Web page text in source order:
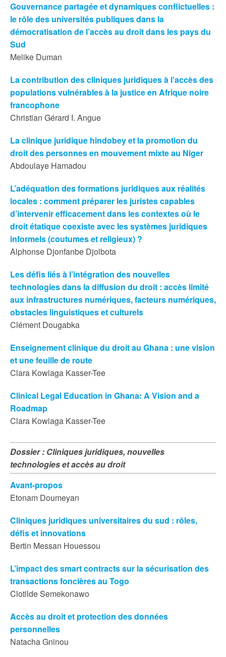
Gouvernance partagée et dynamiques conflictuelles :
le rôle des universités publiques dans la
démocratisation de l’accès au droit dans les pays du
Sud
Melike Duman
La contribution des cliniques juridiques à l’accès des
populations vulnérables à la justice en Afrique noire
francophone
Christian Gérard I. Angue
La clinique juridique hindobey et la promotion du
droit des personnes en mouvement mixte au Niger
Abdoulaye Hamadou
L’adéquation des formations juridiques aux réalités
locales : comment préparer les juristes capables
d’intervenir efficacement dans les contextes où le
droit étatique coexiste avec les systèmes juridiques
informels (coutumes et religieux) ?
Alphonse Djonfanbe Djolbota
Les défis liés à l’intégration des nouvelles
technologies dans la diffusion du droit : accès limité
aux infrastructures numériques, facteurs numériques,
obstacles linguistiques et culturels
Clément Dougabka
Enseignement clinique du droit au Ghana : une vision
et une feuille de route
Clara Kowlaga Kasser-Tee
Clinical Legal Education in Ghana: A Vision and a
Roadmap
Clara Kowlaga Kasser-Tee
Dossier : Cliniques juridiques, nouvelles
technologies et accès au droit
Avant-propos
Etonam Doumeyan
Cliniques juridiques universitaires du sud : rôles,
défis et innovations
Bertin Messan Houessou
L’impact des smart contracts sur la sécurisation des
transactions foncières au Togo
Clotilde Semekonawo
Accès au droit et protection des données
personnelles
Natacha Gninou